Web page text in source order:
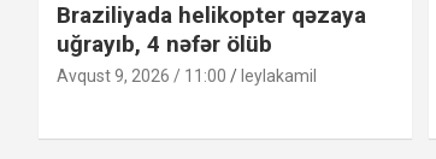
Braziliyada helikopter qəzaya
uğrayıb, 4 nəfər ölüb
Avqust 9, 2026 / 11:00 leylakamil